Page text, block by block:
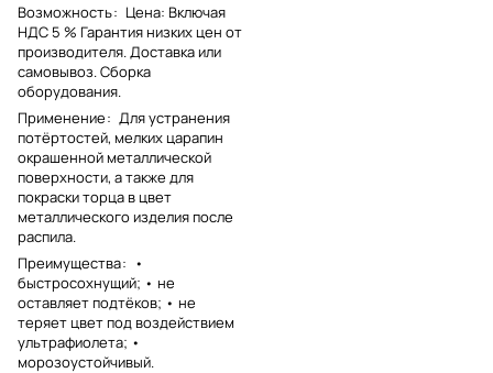
Возможность: Цена: Включая
НДС 5 % Гарантия низких цен от
производителя. Доставка или
самовывоз. Сборка
оборудования.
Применение: Для устранения
потёртостей, мелких царапин
окрашенной металлической
поверхности, а также для
покраски торца в цвет
металлического изделия после
распила.
Преимущества: •
быстросохнущий; • не
оставляет подтёков; • не
теряет цвет под воздействием
ультрафиолета; •
морозоустойчивый.